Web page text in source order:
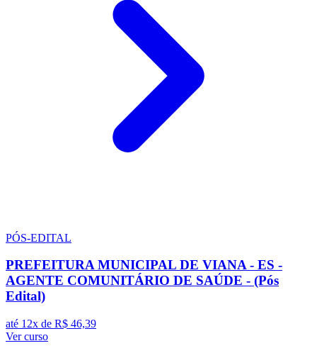
PÓS-EDITAL
PREFEITURA MUNICIPAL DE VIANA - ES -
AGENTE COMUNITÁRIO DE SAÚDE - (Pós
Edital)
até 12x de R$ 46,39
Ver curso